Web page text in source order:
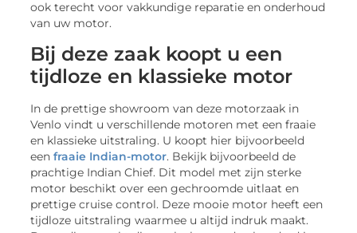
ook terecht voor vakkundige reparatie en onderhoud
van uw motor.
Bij deze zaak koopt u een
tijdloze en klassieke motor
In de prettige showroom van deze motorzaak in
Venlo vindt u verschillende motoren met een fraaie
en klassieke uitstraling. U koopt hier bijvoorbeeld
eenfraaie Indian-motor. Bekijk bijvoorbeeld de
prachtige Indian Chief. Dit model met zijn sterke
motor beschikt over een gechroomde uitlaat en
prettige cruise control. Deze mooie motor heeft een
tijdloze uitstraling waarmee u altijd indruk maakt.